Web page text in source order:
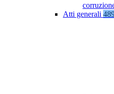
Atti generali